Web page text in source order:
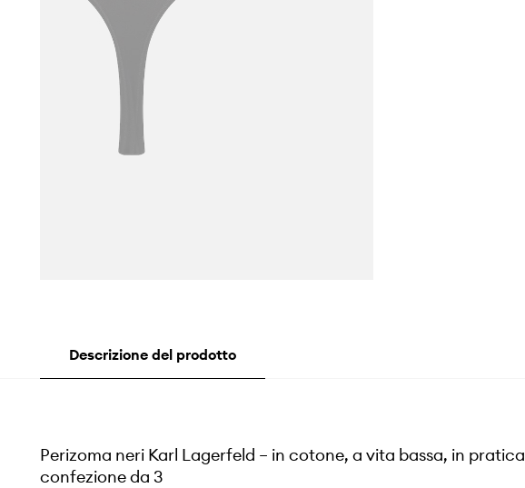
Descrizione del prodotto
Perizoma neri Karl Lagerfeld – in cotone, a vita bassa, in pratica
confezione da 3